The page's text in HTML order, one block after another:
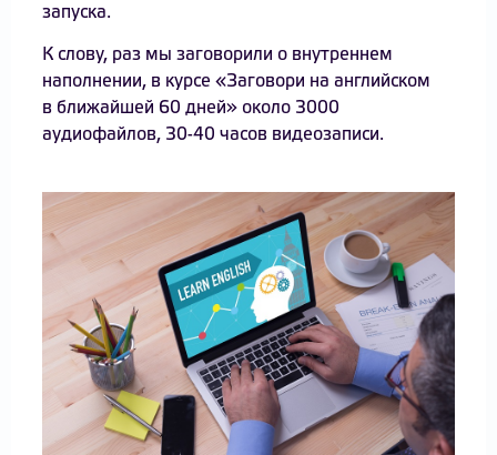
запуска.
К слову, раз мы заговорили о внутреннем
наполнении, в курсе «Заговори на английском
в ближайшей 60 дней» около 3000
аудиофайлов, 30-40 часов видеозаписи.